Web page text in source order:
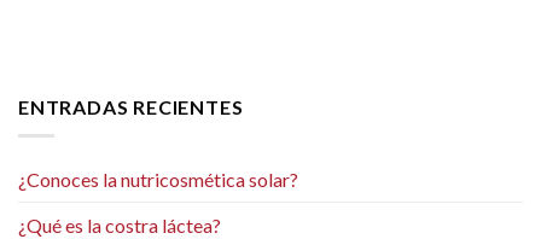
ENTRADAS RECIENTES
¿Conoces la nutricosmética solar?
¿Qué es la costra láctea?